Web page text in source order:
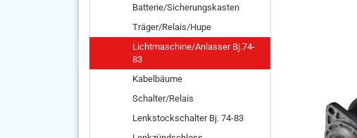
Batterie/Sicherungskasten
Träger/Relais/Hupe
Lichtmaschine/Anlasser Bj.74-
83
Kabelbäume
Schalter/Relais
Lenkstockschalter Bj. 74-83